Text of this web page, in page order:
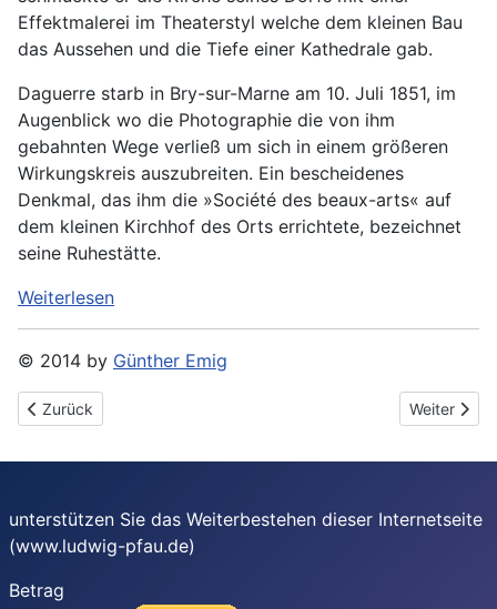
Effektmalerei im Theaterstyl welche dem kleinen Bau
das Aussehen und die Tiefe einer Kathedrale gab.
Daguerre starb in Bry-sur-Marne am 10. Juli 1851, im
Augenblick wo die Photographie die von ihm
gebahnten Wege verließ um sich in einem größeren
Wirkungskreis auszubreiten. Ein bescheidenes
Denkmal, das ihm die »Société des beaux-arts« auf
dem kleinen Kirchhof des Orts errichtete, bezeichnet
seine Ruhestätte.
Weiterlesen
© 2014 by Günther Emig
Vorheriger Beitrag: Pfau, Ludwig: Die Heliographie. [2:]
Zurück Nächster
Weiter
unterstützen Sie das Weiterbestehen dieser Internetseite
(www.ludwig-pfau.de)
Betrag